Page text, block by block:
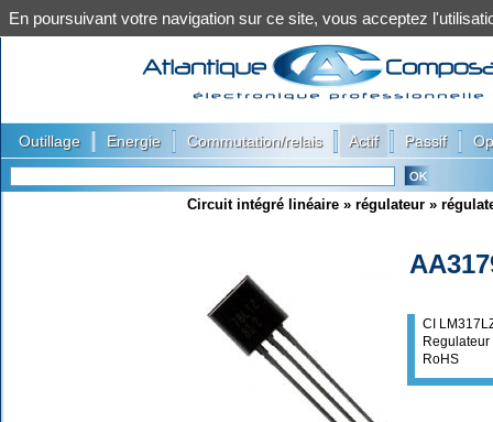
Outillage Energie Commutation/relais Actif Passif
Circuit intégré linéaire » régulateur »
CI
RoHS
En poursuivant votre navigation sur ce site, vous acceptez